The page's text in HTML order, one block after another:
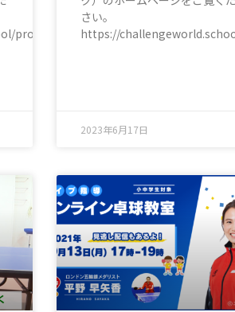
program/program_voll
さい。
https://
2023年6月17日